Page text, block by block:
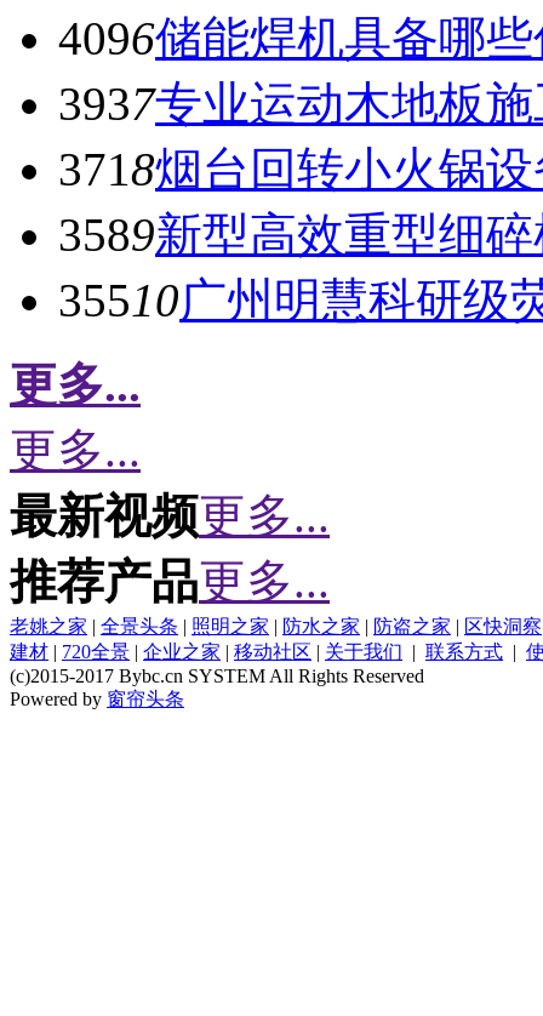
4096储能焊机具备哪
3937专业运动木地板
3718烟台回转小火锅
3589新型高效重型细
35510广州明慧科研级
更多...
更多...
最新视频更多...
推荐产品更多...
老姚之家 | 全景头条 | 照明之家 | 防水之家 | 防盗之家 | 区快洞察
建材 | 720全景 | 企业之家 | 移动社区 | 关于我们 | 联系方式 |
(c)2015-2017 Bybc.cn SYSTEM All Rights Reserved
Powered by 窗帘头条